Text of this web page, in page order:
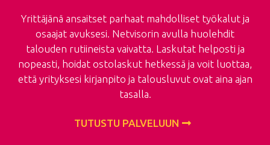
Yrittäjänä ansaitset parhaat mahdolliset työkalut ja
osaajat avuksesi. Netvisorin avulla huolehdit
talouden rutiineista vaivatta. Laskutat helposti ja
nopeasti, hoidat ostolaskut hetkessä ja voit luottaa,
että yrityksesi kirjanpito ja talousluvut ovat aina ajan
tasalla.
TUTUSTU PALVELUUN